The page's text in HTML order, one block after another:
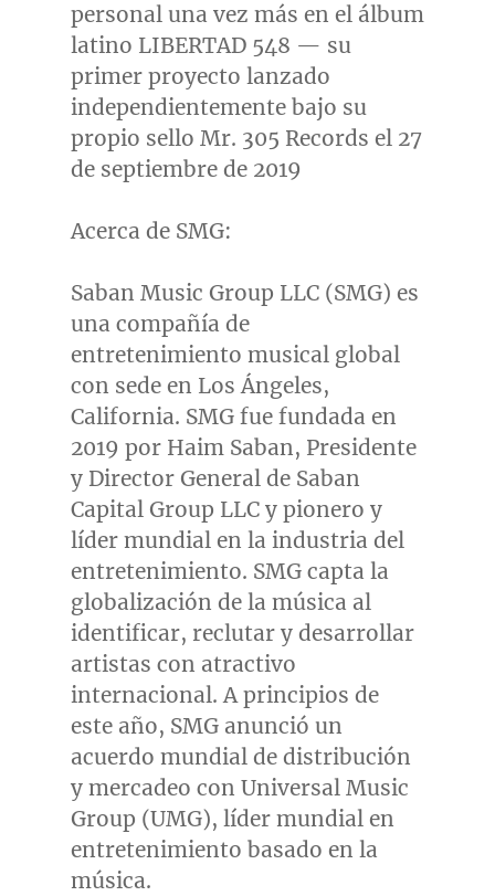
personal una vez más en el álbum
latino LIBERTAD 548 — su
primer proyecto lanzado
independientemente bajo su
propio sello Mr. 305 Records el 27
de septiembre de 2019
Acerca de SMG:
Saban Music Group LLC (SMG) es
una compañía de
entretenimiento musical global
con sede en Los Ángeles,
California. SMG fue fundada en
2019 por Haim Saban, Presidente
y Director General de Saban
Capital Group LLC y pionero y
líder mundial en la industria del
entretenimiento. SMG capta la
globalización de la música al
identificar, reclutar y desarrollar
artistas con atractivo
internacional. A principios de
este año, SMG anunció un
acuerdo mundial de distribución
y mercadeo con Universal Music
Group (UMG), líder mundial en
entretenimiento basado en la
música.